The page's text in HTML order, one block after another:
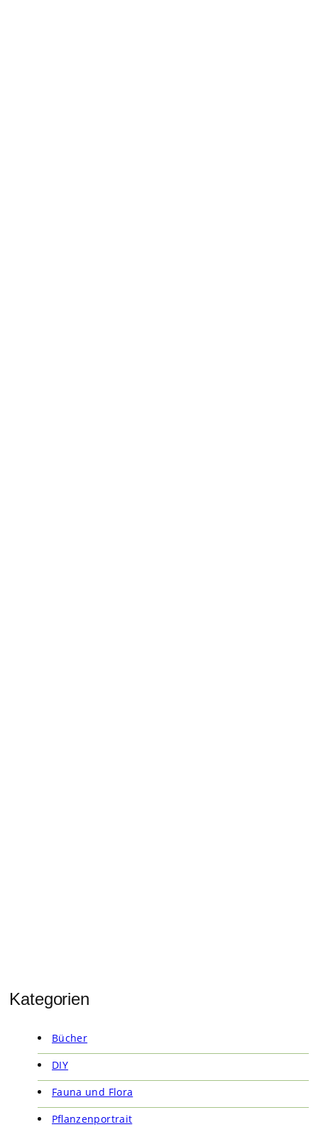
Kategorien
Bücher
DIY
Fauna und Flora
Pflanzenportrait